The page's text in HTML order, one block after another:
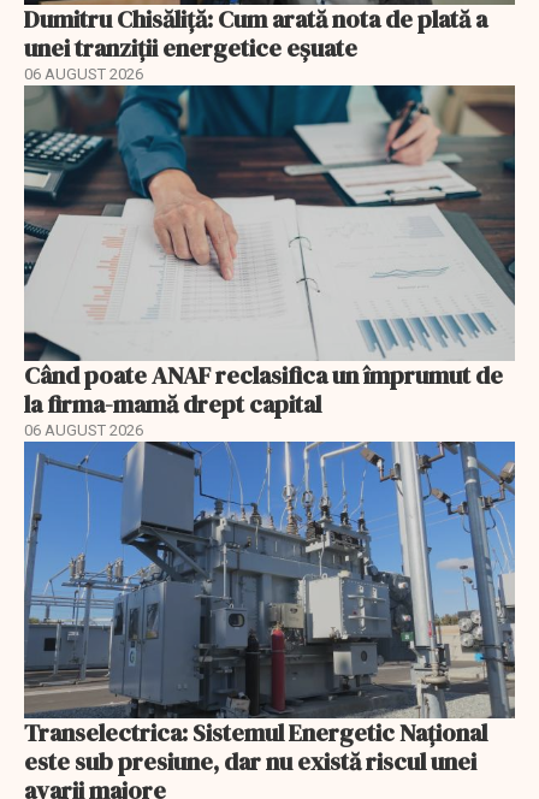
Dumitru Chisăliță: Cum arată nota de plată a
unei tranziții energetice eșuate
06 AUGUST 2026
Când poate ANAF reclasifica un împrumut de
la firma-mamă drept capital
06 AUGUST 2026
Transelectrica: Sistemul Energetic Național
este sub presiune, dar nu există riscul unei
avarii majore